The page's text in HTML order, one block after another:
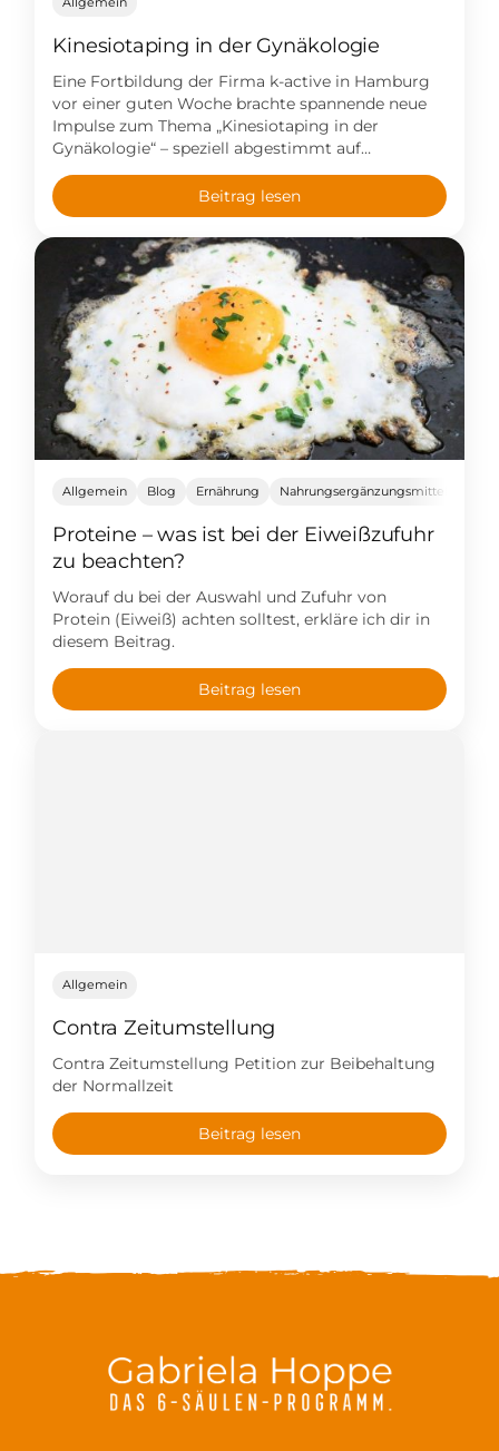
Kinesiotaping in der Gynäkologie
Eine Fortbildung der Firma k-active in Hamburg
vor einer guten Woche brachte spannende neue
Impulse zum Thema „Kinesiotaping in der
Gynäkologie“ – speziell abgestimmt auf
Schwangerschaft, Wochenbett und Rückbildung.
Das Kinesiotaping ist schon länger Bestandteil
meines Praxisangebots, und ich wende die Tapes
typischerweise bei Schmerzuständen (z.B.
Rückenprobleme, Bandscheibenvorfall,
Achillessehnenschmerz, Knieschmerzen,
Schulterschmerzen, Spannungskopfschmerz)
oder z.B. zwecks […]
Beitrag lesen
Allgemein Blog Ernährung Nahrungsergänzungsmittel
Proteine – was ist bei der Eiweißzufuhr
zu beachten?
Worauf du bei der Auswahl und Zufuhr von
Protein (Eiweiß) achten solltest, erkläre ich dir in
diesem Beitrag.
Beitrag lesen
Allgemein
Contra Zeitumstellung
Contra Zeitumstellung Petition zur Beibehaltung
der Normallzeit
Beitrag lesen